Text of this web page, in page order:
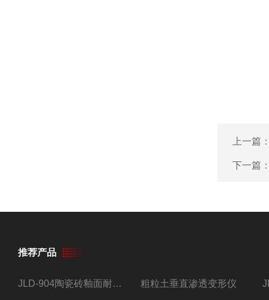
上一篇
下一篇
推荐产品
JLD-904陶瓷砖釉面耐磨试验仪 粗粒土垂直渗透变形仪